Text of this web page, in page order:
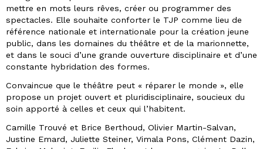
mettre en mots leurs rêves, créer ou programmer des
spectacles. Elle souhaite conforter le TJP comme lieu de
référence nationale et internationale pour la création jeune
public, dans les domaines du théâtre et de la marionnette,
et dans le souci d’une grande ouverture disciplinaire et d’une
constante hybridation des formes.
Convaincue que le théâtre peut « réparer le monde », elle
propose un projet ouvert et pluridisciplinaire, soucieux du
soin apporté à celles et ceux qui l’habitent.
Camille Trouvé et Brice Berthoud, Olivier Martin-Salvan,
Justine Emard, Juliette Steiner, Vimala Pons, Clément Dazin,